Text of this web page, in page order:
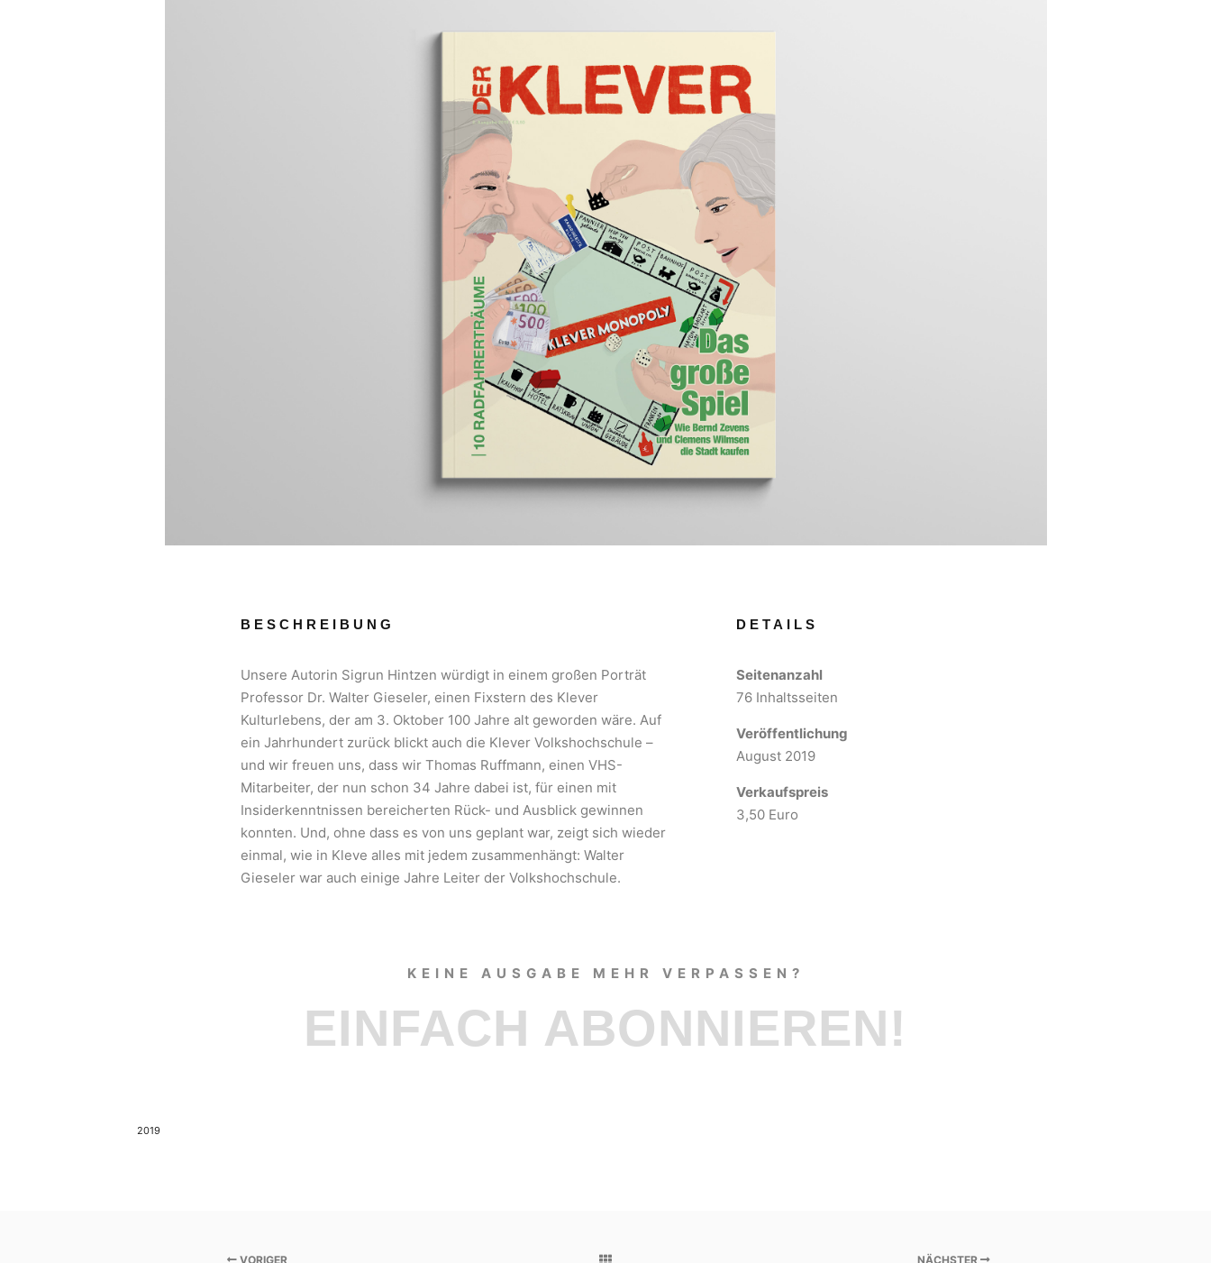
BESCHREIBUNG
Unsere Autorin Sigrun Hintzen würdigt in einem großen Porträt
Professor Dr. Walter Gieseler, einen Fixstern des Klever
Kulturlebens, der am 3. Oktober 100 Jahre alt geworden wäre. Auf
ein Jahrhundert zurück blickt auch die Klever Volkshochschule –
und wir freuen uns, dass wir Thomas Ruffmann, einen VHS-
Mitarbeiter, der nun schon 34 Jahre dabei ist, für einen mit
Insiderkenntnissen bereicherten Rück- und Ausblick gewinnen
konnten. Und, ohne dass es von uns geplant war, zeigt sich wieder
einmal, wie in Kleve alles mit jedem zusammenhängt: Walter
Gieseler war auch einige Jahre Leiter der Volkshochschule.
DETAILS
Seitenanzahl
76 Inhaltsseiten
Veröffentlichung
August 2019
Verkaufspreis
3,50 Euro
KEINE AUSGABE MEHR VERPASSEN?
EINFACH ABONNIEREN!
2019
VORIGER NÄCHSTER